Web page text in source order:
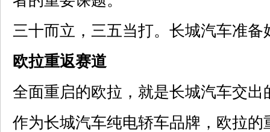
三十而立，三五当打。长城汽车准备
欧拉重返赛道
全面重启的欧拉，就是长城汽车交出
作为长城汽车纯电轿车品牌，欧拉的